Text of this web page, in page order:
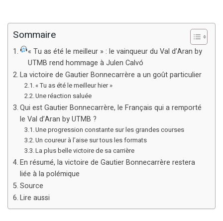
Sommaire
« Tu as été le meilleur » : le vainqueur du Val d’Aran by
UTMB rend hommage à Julen Calvó
La victoire de Gautier Bonnecarrère a un goût particulier
« Tu as été le meilleur hier »
Une réaction saluée
Qui est Gautier Bonnecarrère, le Français qui a remporté
le Val d’Aran by UTMB ?
Une progression constante sur les grandes courses
Un coureur à l’aise sur tous les formats
La plus belle victoire de sa carrière
En résumé, la victoire de Gautier Bonnecarrère restera
liée à la polémique
Source
Lire aussi